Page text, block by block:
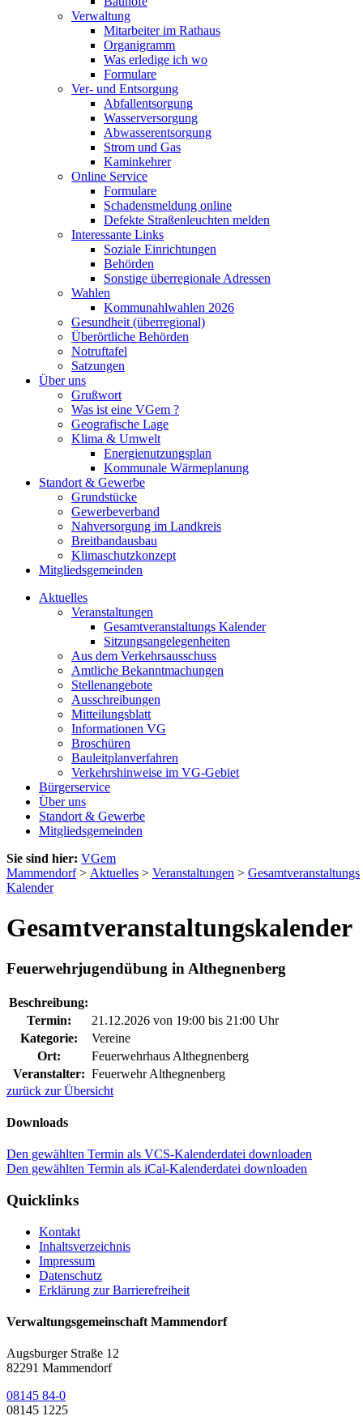
Verwaltung
Mitarbeiter im Rathaus
Organigramm
Was erledige ich wo
Formulare
Ver- und Entsorgung
Abfallentsorgung
Wasserversorgung
Abwasserentsorgung
Strom und Gas
Kaminkehrer
Online Service
Formulare
Schadensmeldung online
Defekte Straßenleuchten melden
Interessante Links
Soziale Einrichtungen
Behörden
Sonstige überregionale Adressen
Wahlen
Kommunahlwahlen 2026
Gesundheit (überregional)
Überörtliche Behörden
Notruftafel
Satzungen
Über uns
Grußwort
Was ist eine VGem ?
Geografische Lage
Klima & Umwelt
Energienutzungsplan
Kommunale Wärmeplanung
Standort & Gewerbe
Grundstücke
Gewerbeverband
Nahversorgung im Landkreis
Breitbandausbau
Klimaschutzkonzept
Mitgliedsgemeinden
Aktuelles
Veranstaltungen
Gesamtveranstaltungs Kalender
Sitzungsangelegenheiten
Aus dem Verkehrsausschuss
Amtliche Bekanntmachungen
Stellenangebote
Ausschreibungen
Mitteilungsblatt
Informationen VG
Broschüren
Bauleitplanverfahren
Verkehrshinweise im VG-Gebiet
Bürgerservice
Über uns
Standort & Gewerbe
Mitgliedsgemeinden
Sie sind hier: VGem
Mammendorf> Aktuelles > Veranstaltungen > Gesamtveranstaltungs
Kalender
Gesamtveranstaltungskalender
Feuerwehrjugendübung in Althegnenberg
Beschreibung:
Termin:
21.12.2026 von 19:00 bis 21:00 Uhr
Kategorie:
Vereine
Ort:
Feuerwehrhaus Althegnenberg
Veranstalter: Feuerwehr Althegnenberg
zurück zur Übersicht
Downloads
Den gewählten Termin als VCS-Kalenderdatei downloaden
Den gewählten Termin als iCal-Kalenderdatei downloaden
Quicklinks
Kontakt
Inhaltsverzeichnis
Impressum
Datenschutz
Erklärung zur Barrierefreiheit
Verwaltungsgemeinschaft Mammendorf
Augsburger Straße 12
82291 Mammendorf
08145 84-0
08145 1225